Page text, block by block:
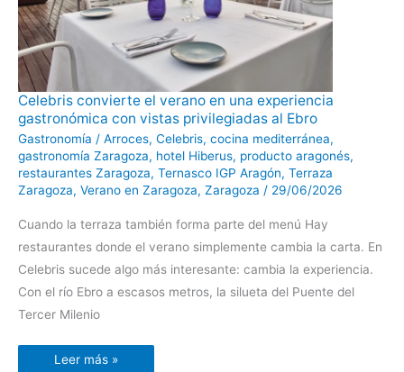
Celebris convierte el verano en una experiencia
gastronómica con vistas privilegiadas al Ebro
Gastronomía / Arroces, Celebris, cocina mediterránea,
gastronomía Zaragoza, hotel Hiberus, producto aragonés,
restaurantes Zaragoza, Ternasco IGP Aragón, Terraza
Zaragoza, Verano en Zaragoza, Zaragoza / 29/06/2026
Cuando la terraza también forma parte del menú Hay
restaurantes donde el verano simplemente cambia la carta. En
Celebris sucede algo más interesante: cambia la experiencia.
Con el río Ebro a escasos metros, la silueta del Puente del
Tercer Milenio
Celebris
convierte
el
verano
en
una
experiencia
gastronómica
con
vistas
al
Leer más »